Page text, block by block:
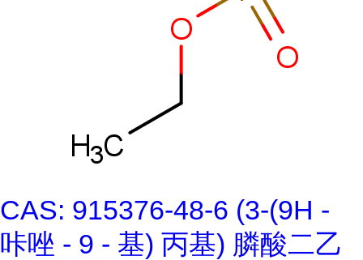
CAS: 915376-48-6 (3-(9H -
咔唑 - 9 - 基) 丙基) 膦酸二乙